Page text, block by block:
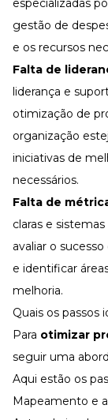
especializadas
gestão de
e os recursos
Falta de
liderança e
otimização de
organização
iniciativas de
necessários.
Falta de
claras e
avaliar o
e identificar
melhoria.
Quais os passos
Para otimizar
seguir uma
Aqui estão os
Mapeamento e